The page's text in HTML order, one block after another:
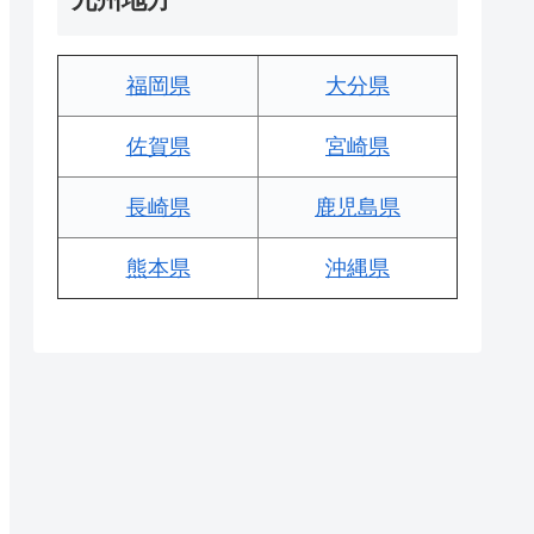
福岡県 大分県
佐賀県 宮崎県
長崎県 鹿児島県
熊本県 沖縄県